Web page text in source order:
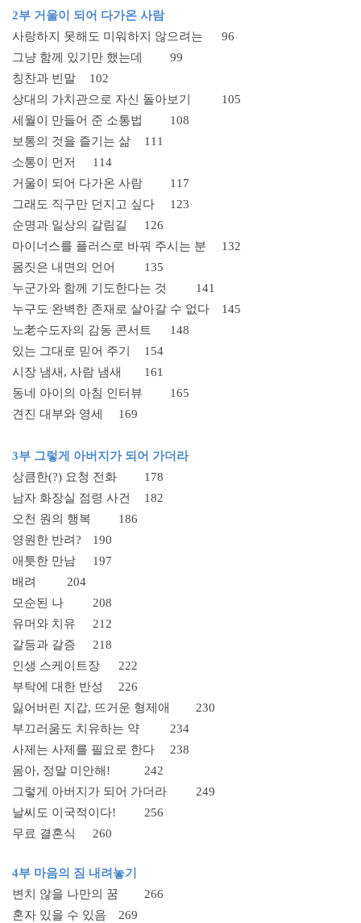
2부 거울이 되어 다가온 사람
사랑하지 못해도 미워하지 않으려는
96
그냥 함께 있기만 했는데
99
칭찬과 빈말
102
상대의 가치관으로 자신 돌아보기
105
세월이 만들어 준 소통법
108
보통의 것을 즐기는 삶
111
소통이 먼저
114
거울이 되어 다가온 사람
117
그래도 직구만 던지고 싶다
123
순명과 일상의 갈림길
126
마이너스를 플러스로 바꿔 주시는 분
132
몸짓은 내면의 언어
135
누군가와 함께 기도한다는 것
141
누구도 완벽한 존재로 살아갈 수 없다
145
노老수도자의 감동 콘서트
148
있는 그대로 믿어 주기
154
시장 냄새, 사람 냄새
161
동네 아이의 아침 인터뷰
165
견진 대부와 영세
169
3부 그렇게 아버지가 되어 가더라
상큼한(?) 요청 전화
178
남자 화장실 점령 사건
182
오천 원의 행복
186
영원한 반려?
190
애틋한 만남
197
배려
204
모순된 나
208
유머와 치유
212
갈등과 갈증
218
인생 스케이트장
222
부탁에 대한 반성
226
잃어버린 지갑, 뜨거운 형제애
230
부끄러움도 치유하는 약
234
사제는 사제를 필요로 한다
238
몸아, 정말 미안해!
242
그렇게 아버지가 되어 가더라
249
날씨도 이국적이다!
256
무료 결혼식
260
4부 마음의 짐 내려놓기
변치 않을 나만의 꿈
266
혼자 있을 수 있음
269